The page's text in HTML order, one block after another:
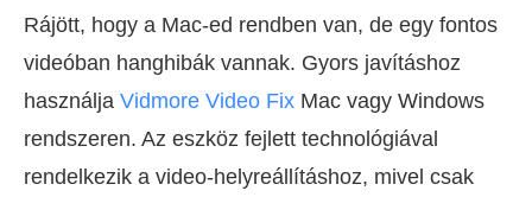
Rájött, hogy a Mac-ed rendben van, de egy fontos
videóban hanghibák vannak. Gyors javításhoz
használja Vidmore Video Fix Mac vagy Windows
rendszeren. Az eszköz fejlett technológiával
rendelkezik a video-helyreállításhoz, mivel csak